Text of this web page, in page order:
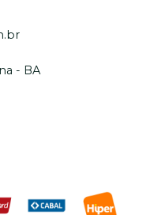
- BA